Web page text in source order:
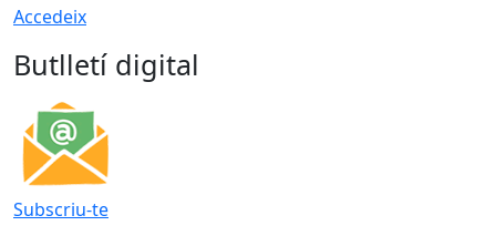
Accedeix
Butlletí digital
Subscriu-te